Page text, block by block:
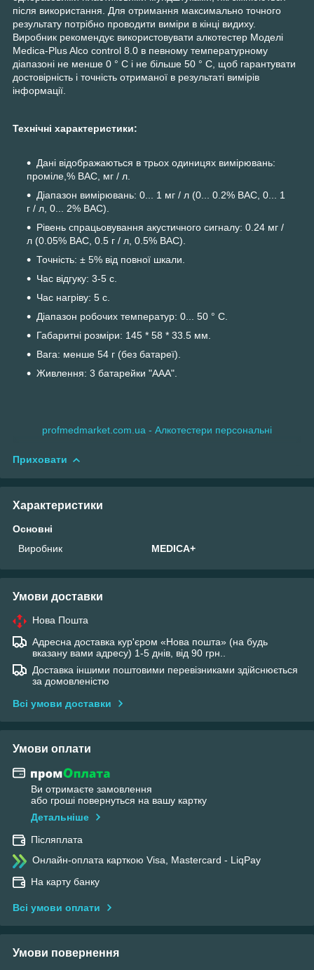
після використання. Для отримання максимально точного
результату потрібно проводити виміри в кінці видиху.
Виробник рекомендує використовувати алкотестер Моделі
Medica-Plus Alco control 8.0 в певному температурному
діапазоні не менше 0 ° С і не більше 50 ° С, щоб гарантувати
достовірність і точність отриманої в результаті вимірів
інформації.
Технічні характеристики:
Дані відображаються в трьох одиницях вимірювань:
проміле,% ВАС, мг / л.
Діапазон вимірювань: 0... 1 мг / л (0... 0.2% ВАС, 0... 1
г / л, 0... 2% ВАС).
Рівень спрацьовування акустичного сигналу: 0.24 мг /
л (0.05% ВАС, 0.5 г / л, 0.5% ВАС).
Точність: ± 5% від повної шкали.
Час відгуку: 3-5 с.
Час нагріву: 5 с.
Діапазон робочих температур: 0... 50 ° С.
Габаритні розміри: 145 * 58 * 33.5 мм.
Вага: менше 54 г (без батареї).
Живлення: 3 батарейки "ААА".
profmedmarket.com.ua - Алкотестери персональні
Приховати
Характеристики
Основні
Виробник
MEDICA+
Умови доставки
Нова Пошта
Адресна доставка кур'єром «Нова пошта» (на будь
вказану вами адресу) 1-5 днів, від 90 грн..
Доставка іншими поштовими перевізниками здійснюється
за домовленістю
Всі умови доставки
Умови оплати
Ви отримаєте замовлення
або гроші повернуться на вашу картку
Детальніше
Післяплата
Онлайн-оплата карткою Visa, Mastercard - LiqPay
На карту банку
Всі умови оплати
Умови повернення